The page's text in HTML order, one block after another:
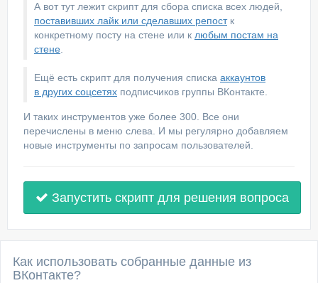
А вот тут лежит скрипт для сбора списка всех людей,
поставивших лайк или сделавших репостк
конкретному посту на стене или к любым постам на
стене
Ещё есть скрипт для получения списка аккаунтов
в других соцсетях подписчиков группы ВКонтакте.
И таких инструментов уже более 300. Все они
перечислены в меню слева. И мы регулярно добавляем
новые инструменты по запросам пользователей.
Запустить скрипт для решения вопроса
Как использовать собранные данные из
ВКонтакте?